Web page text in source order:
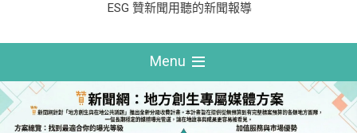
ESG 贊新聞用聽的新聞報導
Menu